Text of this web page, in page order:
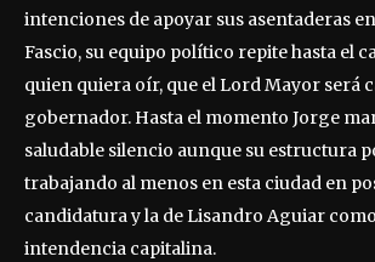
intenciones de apoyar sus asentaderas
Fascio, su equipo político repite hasta el
quien quiera oír, que el Lord Mayor será
gobernador. Hasta el momento Jorge
saludable silencio aunque su estructura
trabajando al menos en esta ciudad en
candidatura y la de Lisandro Aguiar
intendencia capitalina.